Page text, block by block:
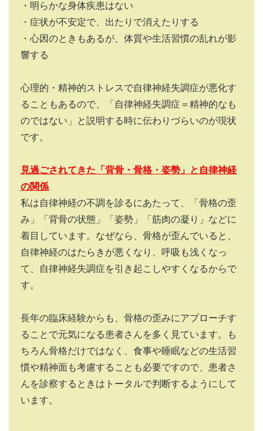
・明らかな身体疾患はない
・症状が不安定で、出たりで消えたりする
・心因のときもあるが、体質や生活習慣の乱れが影
響する
心理的・精神的ストレスで自律神経失調症が悪化す
ることもあるので、「自律神経失調症＝精神的なも
のではない」と説明する時に伝わりづらいのが現状
です。
見過ごされてきた「背骨・骨格・姿勢」と自律神経
の関係
私は自律神経の不調を診るにあたって、「骨格の歪
み」「背骨の状態」「姿勢」「筋肉の凝り」などに
着目しています。なぜなら、骨格が歪んでいると、
自律神経のはたらきが悪くなり、呼吸も浅くなっ
て、自律神経失調症を引き起こしやすくなるからで
す。
長年の臨床経験からも、骨格の歪みにアプローチす
ることで元気になる患者さんを多く見ています。も
ちろん骨格だけではなく、食事や睡眠などの生活習
慣や精神面も考慮することも必要ですので、患者さ
んを診察するときはトータルで判断するようにして
います。